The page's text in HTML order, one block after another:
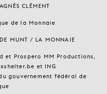
AGNÈS CLÉMENT
de la Monnaie
DE MUNT / LA MONNAIE
et Prospero MM Productions,
et ING
gouvernement fédéral de